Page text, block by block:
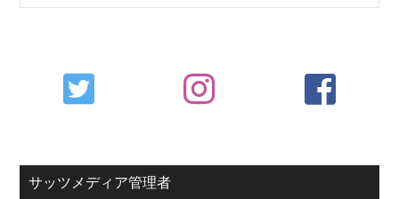
Primary
Sidebar
サッツメディア管理者